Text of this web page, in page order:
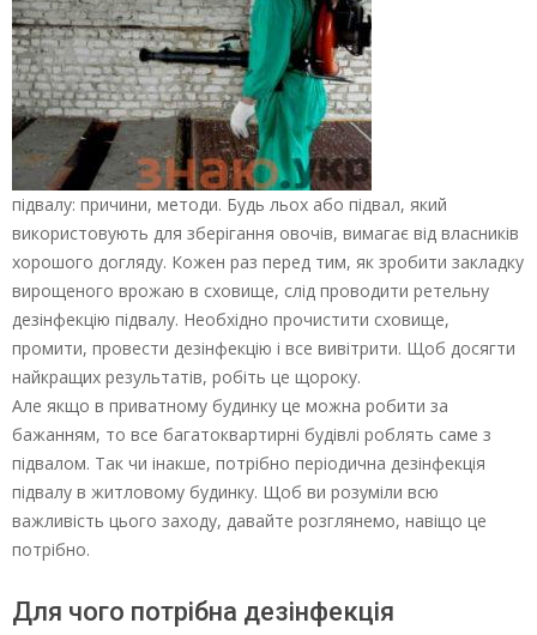
підвалу: причини, методи. Будь льох або підвал, який
використовують для зберігання овочів, вимагає від власників
хорошого догляду. Кожен раз перед тим, як зробити закладку
вирощеного врожаю в сховище, слід проводити ретельну
дезінфекцію підвалу. Необхідно прочистити сховище,
промити, провести дезінфекцію і все вивітрити. Щоб досягти
найкращих результатів, робіть це щороку.
Але якщо в приватному будинку це можна робити за
бажанням, то все багатоквартирні будівлі роблять саме з
підвалом. Так чи інакше, потрібно періодична дезінфекція
підвалу в житловому будинку. Щоб ви розуміли всю
важливість цього заходу, давайте розглянемо, навіщо це
потрібно.
Для чого потрібна дезінфекція